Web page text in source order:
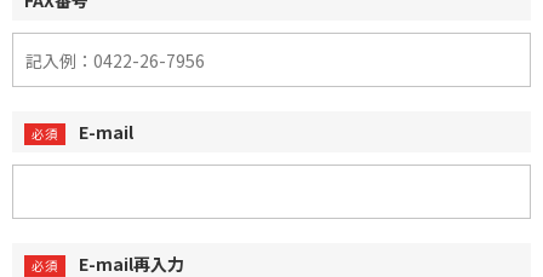
E-mail
E-mail再入力